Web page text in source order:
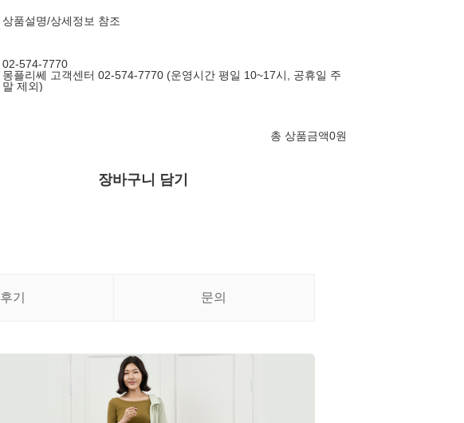
상품설명/상세정보 참조
02-574-7770
몽플리쎄 고객센터 02-574-7770 (운영시간 평일 10~17시, 공휴일 주
말 제외)
총 상품금액0원
장바구니 담기
후기 문의